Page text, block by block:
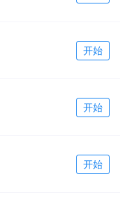
开始
开始
开始